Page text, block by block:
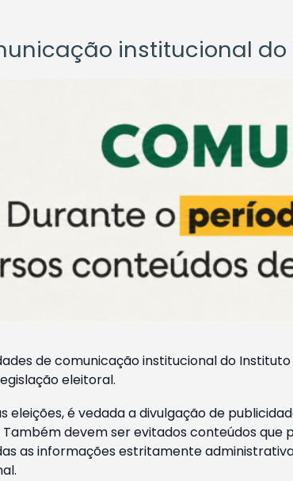
institucional do
de comunicação institucional do
eleitoral.
eleições, é vedada a divulgação de
devem ser evitados conteúdos
as informações estritamente